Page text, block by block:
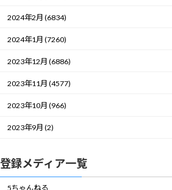
2024年2月 (6834)
2024年1月 (7260)
2023年12月 (6886)
2023年11月 (4577)
2023年10月 (966)
2023年9月 (2)
登録メディア一覧
5ちゃんねる